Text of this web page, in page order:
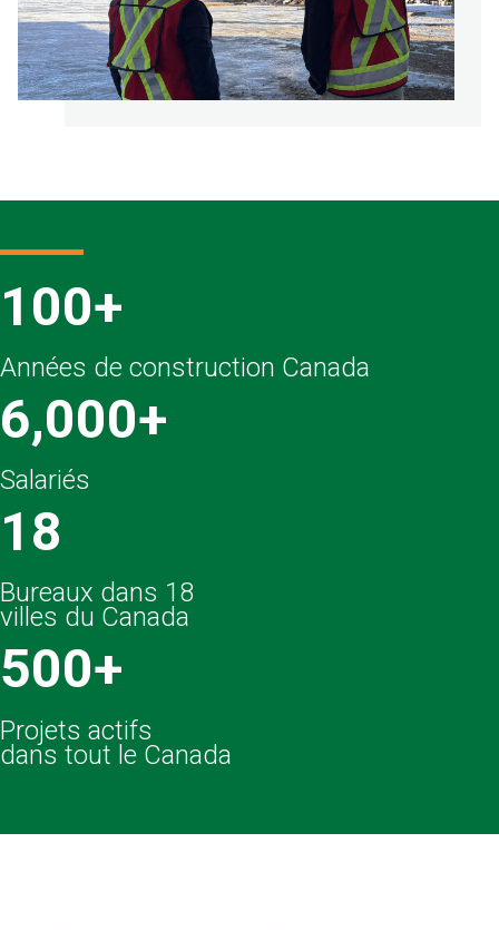
100+
Années de construction Canada
6,000+
Salariés
18
Bureaux dans 18
villes du Canada
500+
Projets actifs
dans tout le Canada